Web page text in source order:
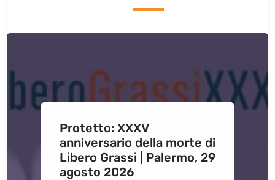
Protetto: XXXV
anniversario della morte di
Libero Grassi | Palermo, 29
agosto 2026